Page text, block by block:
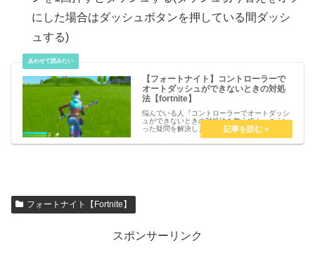
にした場合はダッシュボタンを押している間ダッシ
ュする)
【フォートナイト】コントローラーで
オートダッシュができないときの対処
法【fortnite】
悩んでいる人『コントローラーでオートダッシ
ュができないときの対処法を教えて！』こうい
った疑問を解決します。【フォートナイト】コ
ントローラーでオートダッシュができないとき
の対処法【fortnite】ゲーム内設定を見直す 設
フォートナイト【Fortnite】
スポンサーリンク